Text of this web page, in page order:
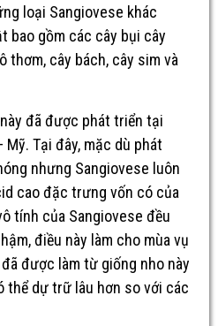
loại Sangiovese khác
bao gồm các cây bụi cây
thơm, cây bách, cây sim và
đã được phát triển tại
Tại đây, mặc dù phát
nhưng Sangiovese luôn
cao đặc trưng vốn có của
tính của Sangiovese đều
điều này làm cho mùa vụ
được làm từ giống nho này
thể dự trữ lâu hơn so với các